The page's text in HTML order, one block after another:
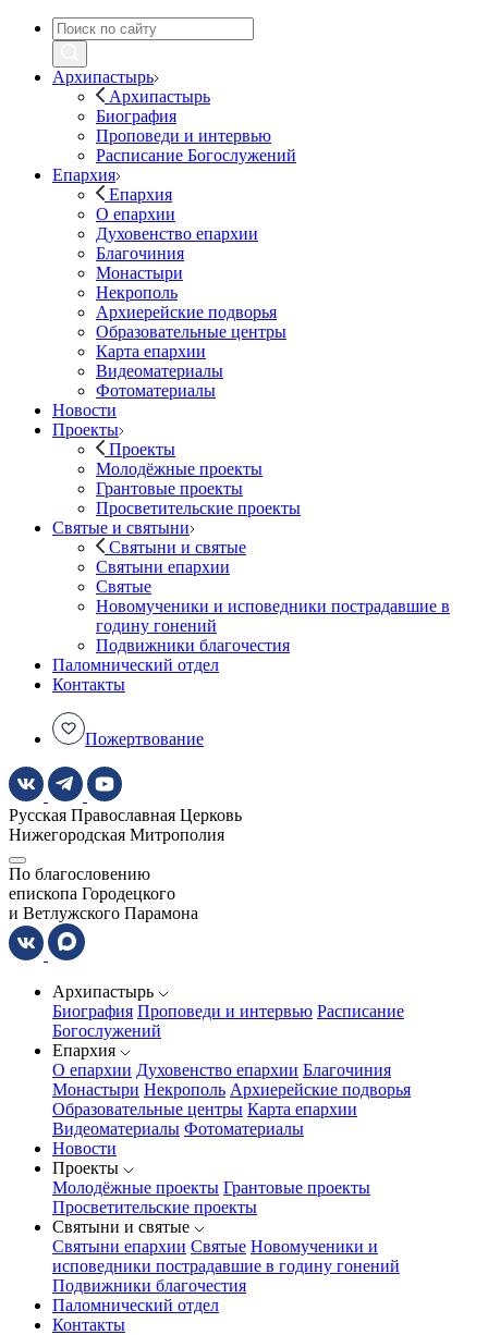
Архипастырь
Архипастырь
Биография
Проповеди и интервью
Расписание Богослужений
Епархия
Епархия
О епархии
Духовенство епархии
Благочиния
Монастыри
Некрополь
Архиерейские подворья
Образовательные центры
Карта епархии
Видеоматериалы
Фотоматериалы
Новости
Проекты
Проекты
Молодёжные проекты
Грантовые проекты
Просветительские проекты
Святые и святыни
Святыни и святые
Святыни епархии
Святые
Новомученики и исповедники пострадавшие в
годину гонений
Подвижники благочестия
Паломнический отдел
Контакты
Пожертвование
Русская Православная Церковь
Нижегородская Митрополия
По благословению
епископа Городецкого
и Ветлужского Парамона
Архипастырь
Биография Проповеди и интервью Расписание
Богослужений
Епархия
О епархии Духовенство епархии Благочиния
Монастыри Некрополь Архиерейские подворья
Образовательные центры Карта епархии
Видеоматериалы Фотоматериалы
Новости
Проекты
Молодёжные проекты Грантовые проекты
Просветительские проекты
Святыни и святые
Святыни епархии Святые Новомученики и
исповедники пострадавшие в годину гонений
Подвижники благочестия
Паломнический отдел
Контакты